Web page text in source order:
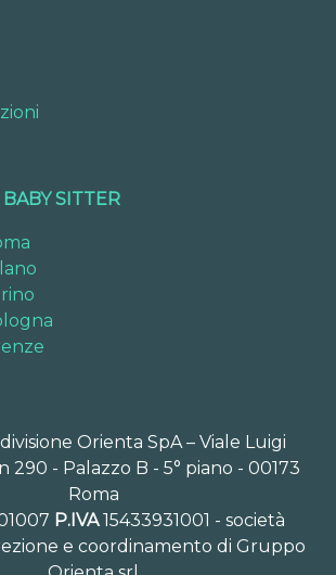
SITTER
Orienta SpA – Viale Luigi
290 - Palazzo B - 5° piano - 00173
Roma
P.IVA15433931001 - società
e coordinamento di Gruppo